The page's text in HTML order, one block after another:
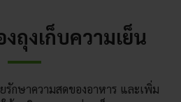
ถุงเก็บความเย็น
รักษาความสดของอาหาร และเพิ่ม